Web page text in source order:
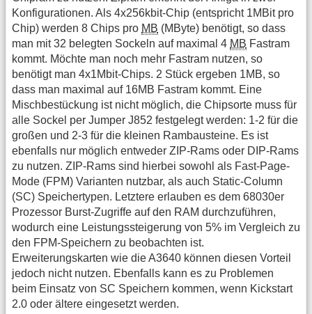
Konfigurationen. Als 4x256kbit-Chip (entspricht 1MBit pro
Chip) werden 8 Chips pro MB (MByte) benötigt, so dass
man mit 32 belegten Sockeln auf maximal 4 MB Fastram
kommt. Möchte man noch mehr Fastram nutzen, so
benötigt man 4x1Mbit-Chips. 2 Stück ergeben 1MB, so
dass man maximal auf 16MB Fastram kommt. Eine
Mischbestückung ist nicht möglich, die Chipsorte muss für
alle Sockel per Jumper J852 festgelegt werden: 1-2 für die
großen und 2-3 für die kleinen Rambausteine. Es ist
ebenfalls nur möglich entweder ZIP-Rams oder DIP-Rams
zu nutzen. ZIP-Rams sind hierbei sowohl als Fast-Page-
Mode (FPM) Varianten nutzbar, als auch Static-Column
(SC) Speichertypen. Letztere erlauben es dem 68030er
Prozessor Burst-Zugriffe auf den RAM durchzuführen,
wodurch eine Leistungssteigerung von 5% im Vergleich zu
den FPM-Speichern zu beobachten ist.
Erweiterungskarten wie die A3640 können diesen Vorteil
jedoch nicht nutzen. Ebenfalls kann es zu Problemen
beim Einsatz von SC Speichern kommen, wenn Kickstart
2.0 oder ältere eingesetzt werden.